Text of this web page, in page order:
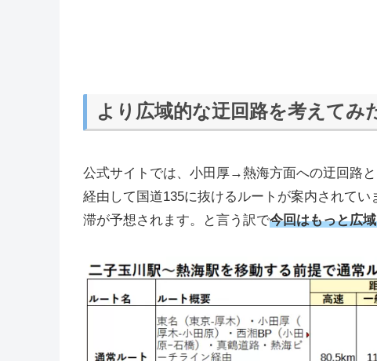
より広域的な迂回路を考えてみ
公式サイトでは、小田厚→熱海方面への迂回路
経由して国道135に抜けるルートが案内されて
滞が予想されます。と言う訳で今回はもっと広